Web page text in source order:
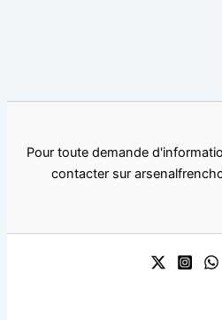
Pour toute demande
contacter sur